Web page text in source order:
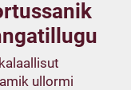
ullormi